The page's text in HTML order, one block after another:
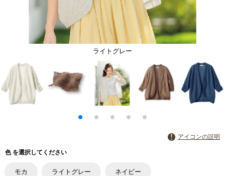
ライトグレー
アイコンの説明
色 を選択してください
モカ ライトグレー ネイビー